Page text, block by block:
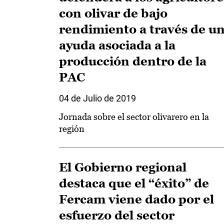
con olivar de bajo
rendimiento a través de
ayuda asociada a la
producción dentro de la
PAC
04 de Julio de 2019
Jornada sobre el sector olivarero en la
región
El Gobierno regional
destaca que el “éxito” de
Fercam viene dado por el
esfuerzo del sector